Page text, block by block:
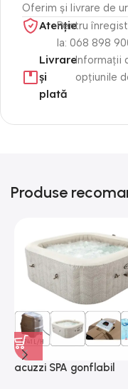
Oferim și livrare de
Atenție​
Pentru
la: 068 898
Livrare
și
plată
Informații
opțiunile
Produse
acuzzi SPA gonflabil